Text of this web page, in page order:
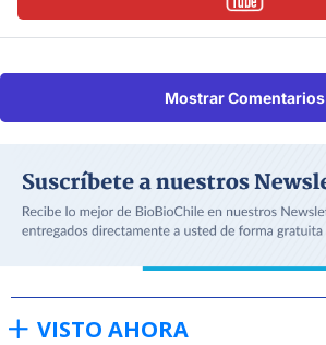
Mostrar Comentarios
VISTO AHORA